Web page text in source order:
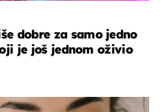
dobre za samo jedno
je još jednom oživio